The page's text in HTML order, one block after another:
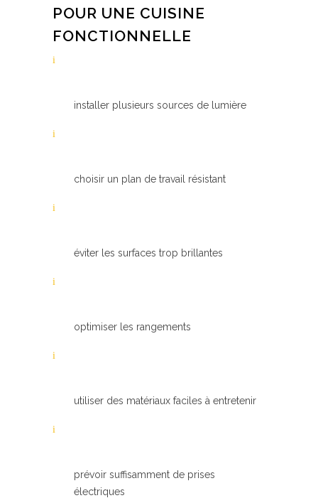
POUR UNE CUISINE
FONCTIONNELLE
installer plusieurs sources de lumière
choisir un plan de travail résistant
éviter les surfaces trop brillantes
optimiser les rangements
utiliser des matériaux faciles à entretenir
prévoir suffisamment de prises
électriques